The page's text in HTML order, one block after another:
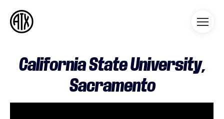
California State University,
Sacramento